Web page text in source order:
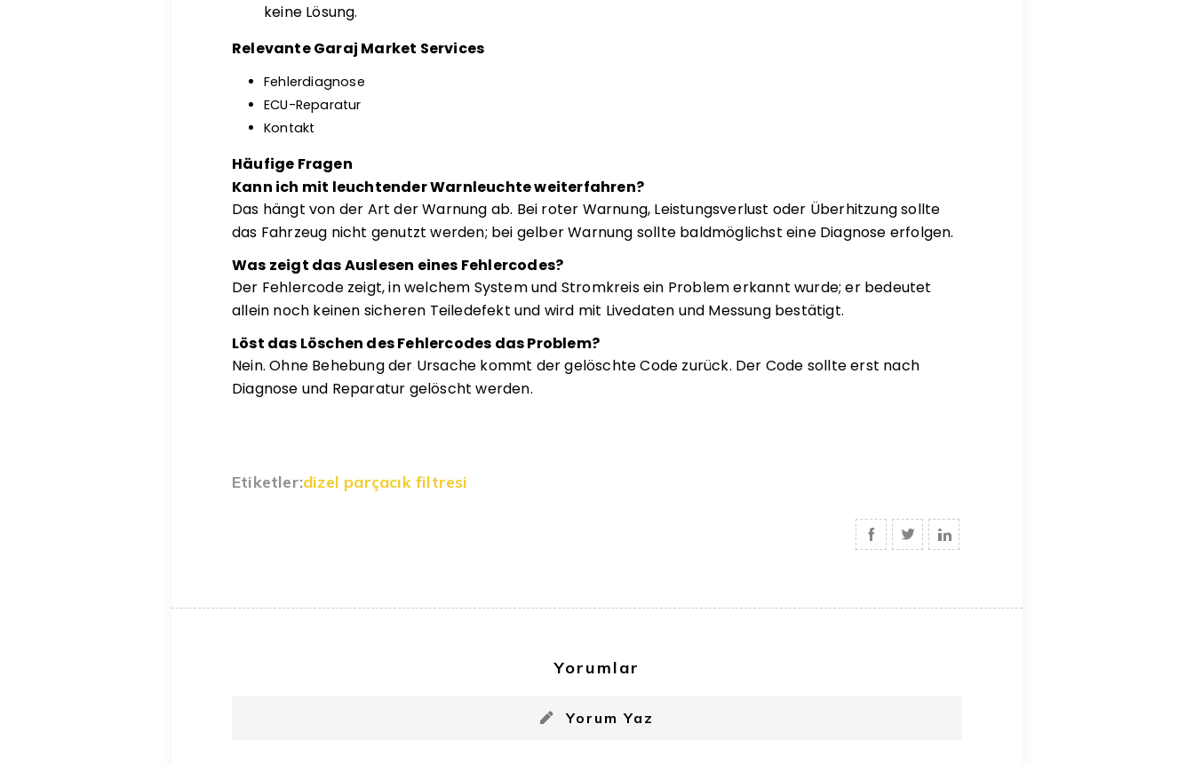
keine Lösung.
Relevante Garaj Market Services
Fehlerdiagnose
ECU-Reparatur
Kontakt
Häufige Fragen
Kann ich mit leuchtender Warnleuchte weiterfahren?
Das hängt von der Art der Warnung ab. Bei roter Warnung, Leistungsverlust oder Überhitzung sollte
das Fahrzeug nicht genutzt werden; bei gelber Warnung sollte baldmöglichst eine Diagnose erfolgen.
Was zeigt das Auslesen eines Fehlercodes?
Der Fehlercode zeigt, in welchem System und Stromkreis ein Problem erkannt wurde; er bedeutet
allein noch keinen sicheren Teiledefekt und wird mit Livedaten und Messung bestätigt.
Löst das Löschen des Fehlercodes das Problem?
Nein. Ohne Behebung der Ursache kommt der gelöschte Code zurück. Der Code sollte erst nach
Diagnose und Reparatur gelöscht werden.
Etiketler:dizel parçacık filtresi
Yorumlar
Yorum Yaz